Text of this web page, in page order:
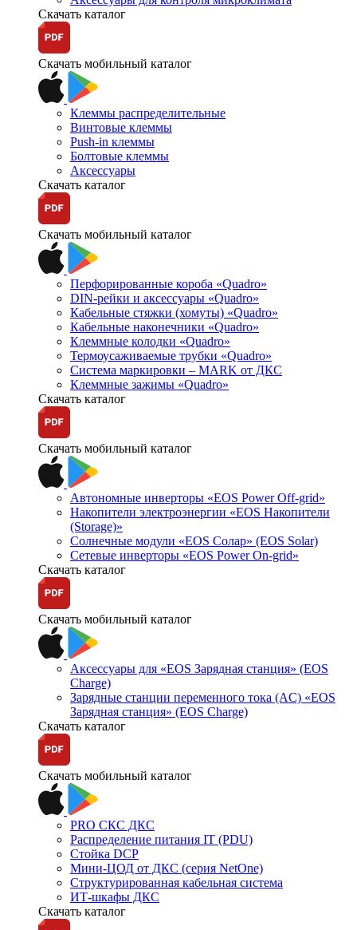
Скачать каталог
Скачать мобильный каталог
Клеммы распределительные
Винтовые клеммы
Push-in клеммы
Болтовые клеммы
Аксессуары
Скачать каталог
Скачать мобильный каталог
Перфорированные короба «Quadro»
DIN-рейки и аксессуары «Quadro»
Кабельные стяжки (хомуты) «Quadro»
Кабельные наконечники «Quadro»
Клеммные колодки «Quadro»
Термоусаживаемые трубки «Quadro»
Система маркировки – MARK от ДКС
Клеммные зажимы «Quadro»
Скачать каталог
Скачать мобильный каталог
Автономные инверторы «EOS Power Off-grid»
Накопители электроэнергии «EOS Накопители
(Storage)»
Солнечные модули «EOS Солар» (EOS Solar)
Сетевые инверторы «EOS Power On-grid»
Скачать каталог
Скачать мобильный каталог
Аксессуары для «EOS Зарядная станция» (EOS
Charge)
Зарядные станции переменного тока (AC) «EOS
Зарядная станция» (EOS Charge)
Скачать каталог
Скачать мобильный каталог
PRO СКС ДКС
Распределение питания IT (PDU)
Стойка DCP
Мини-ЦОД от ДКС (серия NetOne)
Структурированная кабельная система
ИТ-шкафы ДКС
Скачать каталог